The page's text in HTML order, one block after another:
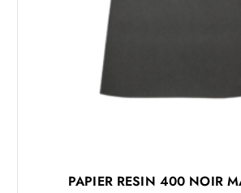
PAPIER RESIN 400 NOIR